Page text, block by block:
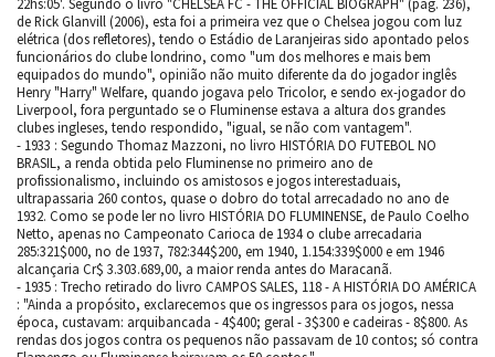
de Rick Glanvill (2006), esta foi a primeira vez que o Chelsea jogou com luz
elétrica (dos refletores), tendo o Estádio de Laranjeiras sido apontado pelos
funcionários do clube londrino, como "um dos melhores e mais bem
equipados do mundo", opinião não muito diferente da do jogador inglês
Henry "Harry" Welfare, quando jogava pelo Tricolor, e sendo ex-jogador do
Liverpool, fora perguntado se o Fluminense estava a altura dos grandes
clubes ingleses, tendo respondido, "igual, se não com vantagem".
- 1933 : Segundo Thomaz Mazzoni, no livro HISTÓRIA DO FUTEBOL NO
BRASIL, a renda obtida pelo Fluminense no primeiro ano de
profissionalismo, incluindo os amistosos e jogos interestaduais,
ultrapassaria 260 contos, quase o dobro do total arrecadado no ano de
1932. Como se pode ler no livro HISTÓRIA DO FLUMINENSE, de Paulo Coelho
Netto, apenas no Campeonato Carioca de 1934 o clube arrecadaria
285:321$000, no de 1937, 782:344$200, em 1940, 1.154:339$000 e em 1946
alcançaria Cr$ 3.303.689,00, a maior renda antes do Maracanã.
- 1935 : Trecho retirado do livro CAMPOS SALES, 118 - A HISTÓRIA DO AMÉRICA
: "Ainda a propósito, exclarecemos que os ingressos para os jogos, nessa
época, custavam: arquibancada - 4$400; geral - 3$300 e cadeiras - 8$800. As
rendas dos jogos contra os pequenos não passavam de 10 contos; só contra